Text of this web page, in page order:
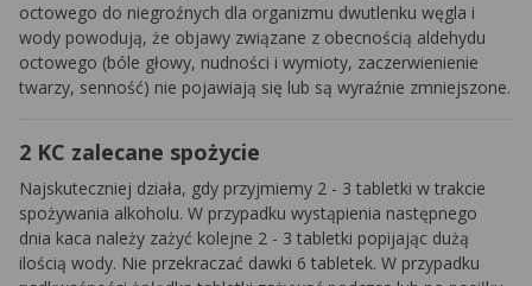
octowego do niegroźnych dla organizmu dwutlenku węgla i
wody powodują, że objawy związane z obecnością aldehydu
octowego (bóle głowy, nudności i wymioty, zaczerwienienie
twarzy, senność) nie pojawiają się lub są wyraźnie zmniejszone.
2 KC zalecane spożycie
Najskuteczniej działa, gdy przyjmiemy 2 - 3 tabletki w trakcie
spożywania alkoholu. W przypadku wystąpienia następnego
dnia kaca należy zażyć kolejne 2 - 3 tabletki popijając dużą
ilością wody. Nie przekraczać dawki 6 tabletek. W przypadku